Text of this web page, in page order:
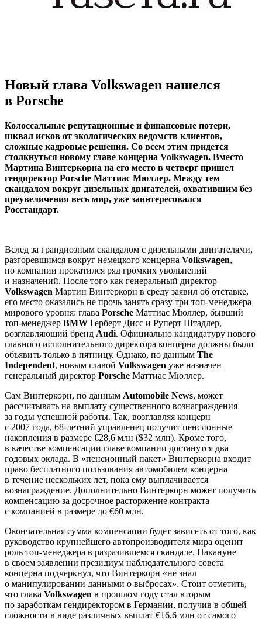
Новый глава Volkswagen нашелся
в Porsche
Колоссальные репутационные и финансовые потери,
шквал исков от экологических ведомств клиентов,
сложные кадровые решения. Со всем этим придется
столкнуться новому главе концерна Volkswagen. Вместо
Мартина Винтеркорна на его место в четверг пришел
гендиректор Porsche Маттиас Мюллер. Между тем
скандалом вокруг дизельных двигателей, охватившим без
преувеличения весь мир, уже заинтересовался
Росстандарт.
Вслед за грандиозным скандалом с дизельными двигателями,
разгоревшимся вокруг немецкого концерна Volkswagen,
по компании прокатился ряд громких увольнений
и назначений. После того как генеральный директор
Volkswagen Мартин Винтеркорн в среду заявил об отставке,
его место оказались не прочь занять сразу три топ-менеджера
мирового уровня: глава Porsche Маттиас Мюллер, бывший
топ-менеджер BMW Герберт Дисс и Руперт Штадлер,
возглавляющий бренд Audi. Официально кандидатуру нового
главного исполнительного директора концерна должны были
объявить только в пятницу. Однако, по данным The
Independent, новым главой Volkswagen уже назначен
генеральный директор Porsche Маттиас Мюллер.
Сам Винтеркорн, по данным Automobile News, может
рассчитывать на выплату существенного вознаграждения
за годы успешной работы. Так, возглавляя концерн
с 2007 года, 68-летний управленец получит пенсионные
накопления в размере €28,6 млн ($32 млн). Кроме того,
в качестве компенсации главе компании достанутся два
годовых оклада. В «пенсионный пакет» Винтеркорна входит
право бесплатного пользования автомобилем концерна
в течение нескольких лет, пока ему выплачивается
вознаграждение. Дополнительно Винтеркорн может получить
компенсацию за досрочное расторжение контракта
с компанией в размере до €60 млн.
Окончательная сумма компенсации будет зависеть от того, как
руководство крупнейшего автопроизводителя мира оценит
роль топ-менеджера в разразившемся скандале. Накануне
в своем заявлении президиум наблюдательного совета
концерна подчеркнул, что Винтеркорн «не знал
о манипулировании данными о выбросах». Стоит отметить,
что глава Volkswagen в прошлом году стал вторым
по заработкам гендиректором в Германии, получив в общей
сложности в виде различных выплат €16,6 млн от самого